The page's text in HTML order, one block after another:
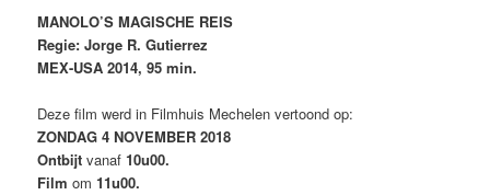
MANOLO’S MAGISCHE REIS
Regie: Jorge R. Gutierrez
MEX-USA 2014, 95 min.
Deze film werd in Filmhuis Mechelen vertoond op:
ZONDAG 4 NOVEMBER 2018
Ontbijt vanaf10u00.
Film om11u00.